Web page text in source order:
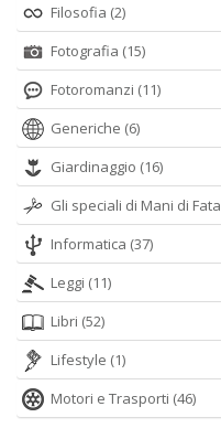
Filosofia (2)
Fotografia (15)
Fotoromanzi (11)
Generiche (6)
Giardinaggio (16)
Gli speciali di Mani di Fata
Informatica (37)
Leggi (11)
Libri (52)
Lifestyle (1)
Motori e Trasporti (46)